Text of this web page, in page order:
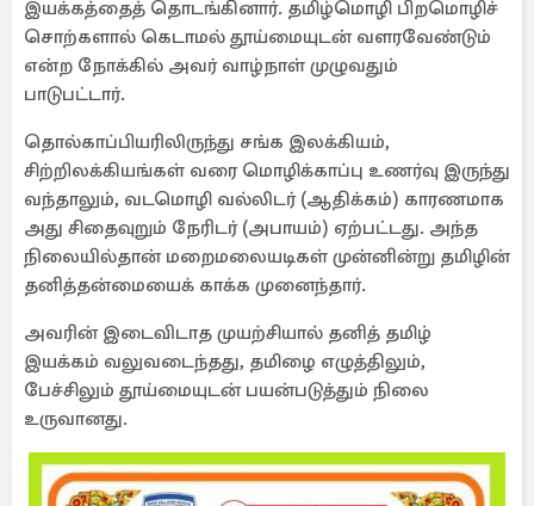
இயக்கத்தைத் தொடங்கினார். தமிழ்மொழி பிறமொழிச்
சொற்களால் கெடாமல் தூய்மையுடன் வளரவேண்டும்
என்ற நோக்கில் அவர் வாழ்நாள் முழுவதும்
பாடுபட்டார்.
தொல்காப்பியரிலிருந்து சங்க இலக்கியம்,
சிற்றிலக்கியங்கள் வரை மொழிக்காப்பு உணர்வு இருந்து
வந்தாலும், வடமொழி வல்லிடர் (ஆதிக்கம்) காரணமாக
அது சிதைவுறும் நேரிடர் (அபாயம்) ஏற்பட்டது. அந்த
நிலையில்தான் மறைமலையடிகள் முன்னின்று தமிழின்
தனித்தன்மையைக் காக்க முனைந்தார்.
அவரின் இடைவிடாத முயற்சியால் தனித் தமிழ்
இயக்கம் வலுவடைந்தது, தமிழை எழுத்திலும்,
பேச்சிலும் தூய்மையுடன் பயன்படுத்தும் நிலை
உருவானது.